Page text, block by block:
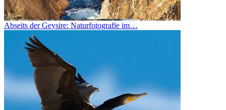
Abseits der Geysire: Naturfotografie im…